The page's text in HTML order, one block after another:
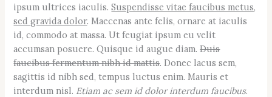
ipsum ultrices iaculis.Suspendisse vitae faucibus metus,
sed gravida dolor. Maecenas ante felis, ornare at iaculis
id, commodo at massa. Ut feugiat ipsum eu velit
accumsan posuere. Quisque id augue diam.Duis
faucibus fermentum nibh id mattis. Donec lacus sem,
sagittis id nibh sed, tempus luctus enim. Mauris et
interdum nisl. Etiam ac sem id dolor interdum faucibus.